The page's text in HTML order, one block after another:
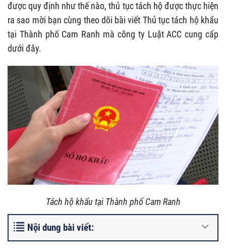
được quy định như thế nào, thủ tục tách hộ được thực hiện
ra sao mời bạn cùng theo dõi bài viết Thủ tụctách hộ khẩu
tại Thành phố Cam Ranh mà công ty Luật ACC cung cấp
dưới đây.
Tách hộ khẩu tại Thành phố Cam Ranh
Nội dung bài viết: